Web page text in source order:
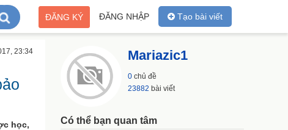
Tạo bài viết
ĐĂNG NHẬP
ĐĂNG KÝ
23:34
học,
Mariazic1
0 chủ đề
23882 bài viết
Có thể bạn quan tâm